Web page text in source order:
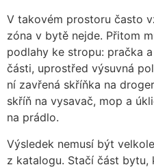
V takovém prostoru často
zóna v bytě nejde. Přitom
podlahy ke stropu: pračka
části, uprostřed výsuvná
ní zavřená skříňka na
skříň na vysavač, mop a
na prádlo.
Výsledek nemusí být
z katalogu. Stačí část bytu,